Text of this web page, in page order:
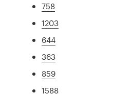
758
1203
644
363
859
1588